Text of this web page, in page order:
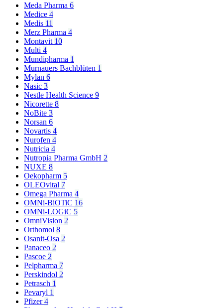
Meda Pharma 6
Medice 4
Medis 11
Merz Pharma 4
Montavit 10
Multi 4
Mundipharma 1
Murnauers Bachblüten 1
Mylan 6
Nasic 3
Nestle Health Science 9
Nicorette 8
NoBite 3
Norsan 6
Novartis 4
Nurofen 4
Nutricia 4
Nutropia Pharma GmbH 2
NUXE 8
Oekopharm 5
OLEOvital 7
Omega Pharma 4
OMNi-BiOTiC 16
OMNi-LOGiC 5
OmniVision 2
Orthomol 8
Osanit-Osa 2
Panaceo 2
Pascoe 2
Pelpharma 7
Perskindol 2
Petrasch 1
Pevaryl 1
Pfizer4